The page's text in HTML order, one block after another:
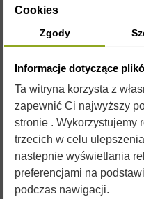
silikonu o plastycznych
Przed uzupełnieniem formy
konserwantem dla formy i
wyjmowanie gotowych
W naszym sklepie znajdą
doskonałego urozmaicenia
barwniki i aromatyktóre
sklepie.
Przepis jak wykonać
prostych krokach:
Cookies
Zgody
Informacje dotyczące
Ta witryna korzysta z
zapewnić Ci najwyższy
stronie . Wykorzystujemy
trzecich w celu
nastepnie wyświetlania
preferencjami na
podczas nawigacji.